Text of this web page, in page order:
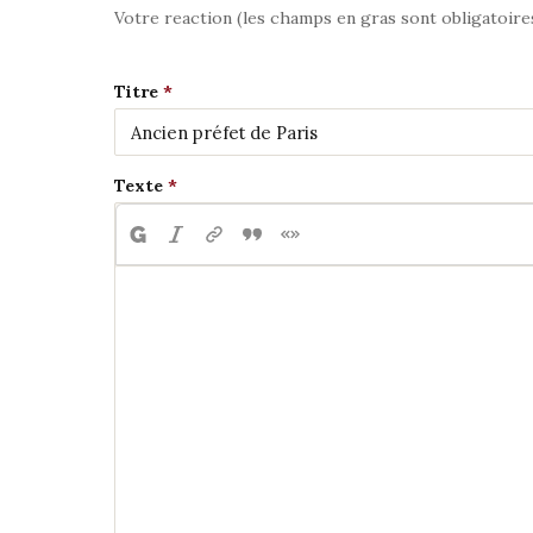
Votre reaction (les champs en gras sont
Titre
Texte